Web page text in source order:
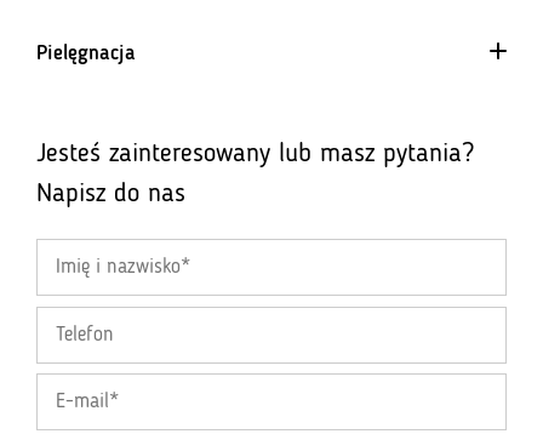
Pielęgnacja
Jesteś zainteresowany lub masz pytania?
Napisz do nas